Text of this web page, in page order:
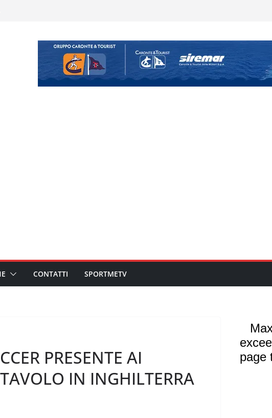
il terzino Matteo Guerriero
ma non chi siamo”
bocciato il Fasano,
e Kamarat restano in
si alzano i ritmi tra lavoro
CONTATTI SPORTMETV
PRESENTE AI
IN INGHILTERRA